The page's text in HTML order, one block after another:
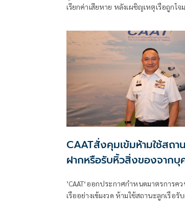
เรียกค่าเสียหาย หลังเผชิญเหตุเรือถูกโ
เยียวยาค่ารักษา-ชดเชยตามสัญญาจ้าง
CAATสั่งคุมเข้มห้ามใช้สถา
ฝากหรือรับหิ้วสิ่งของจาก
’CAAT‘ออกประกาศกำหนดมาตรการค
เรืออย่างเข้มงวด ห้ามใช้สถานะลูกเรือ